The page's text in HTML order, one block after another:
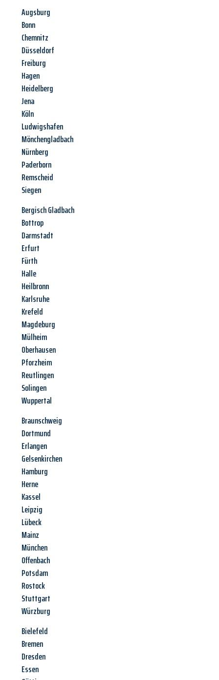
Augsburg
Bonn
Chemnitz
Düsseldorf
Freiburg
Hagen
Heidelberg
Jena
Köln
Ludwigshafen
Mönchengladbach
Nürnberg
Paderborn
Remscheid
Siegen
Bergisch Gladbach
Bottrop
Darmstadt
Erfurt
Fürth
Halle
Heilbronn
Karlsruhe
Krefeld
Magdeburg
Mülheim
Oberhausen
Pforzheim
Reutlingen
Solingen
Wuppertal
Braunschweig
Dortmund
Erlangen
Gelsenkirchen
Hamburg
Herne
Kassel
Leipzig
Lübeck
Mainz
München
Offenbach
Potsdam
Rostock
Stuttgart
Würzburg
Bielefeld
Bremen
Dresden
Essen